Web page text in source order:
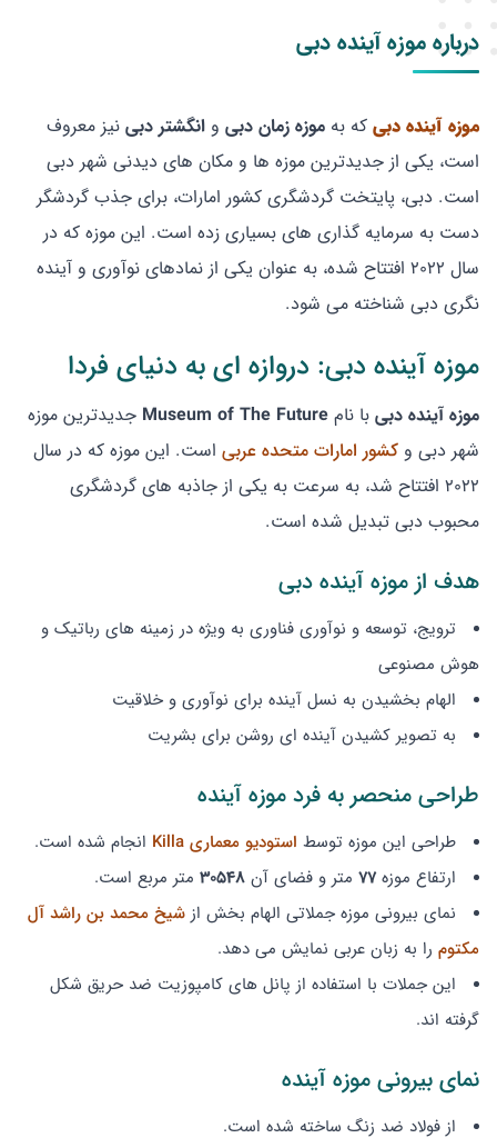
درباره موزه آینده دبی
موزه آینده دبی که به موزه زمان دبی و انگشتر دبی نیز معروف
است، یکی از جدیدترین موزه ها و مکان های دیدنی شهر دبی
است. دبی، پایتخت گردشگری کشور امارات، برای جذب گردشگر
دست به سرمایه گذاری های بسیاری زده است. این موزه که در
سال 2022 افتتاح شده، به عنوان یکی از نمادهای نوآوری و آینده
نگری دبی شناخته می شود.
موزه آینده دبی: دروازه ای به دنیای فردا
موزه آینده دبی با نام Museum of The Future جدیدترین موزه
شهر دبی و کشور امارات متحده عربی است. این موزه که در سال
2022 افتتاح شد، به سرعت به یکی از جاذبه های گردشگری
محبوب دبی تبدیل شده است.
هدف از موزه آینده دبی
ترویج، توسعه و نوآوری فناوری به ویژه در زمینه های رباتیک و
هوش مصنوعی
الهام بخشیدن به نسل آینده برای نوآوری و خلاقیت
به تصویر کشیدن آینده ای روشن برای بشریت
طراحی منحصر به فرد موزه آینده
طراحی این موزه توسط استودیو معماری Killa
انجام شده است.
ارتفاع موزه77 متر و فضای آن 30548 متر مربع است.
نمای بیرونی موزه جملاتی الهام بخش از شیخ محمد بن راشد آل
مکتوم را به زبان عربی نمایش می دهد.
این جملات با استفاده از پانل های کامپوزیت ضد حریق شکل
گرفته اند.
نمای بیرونی موزه آینده
از فولاد ضد زنگ ساخته شده است.